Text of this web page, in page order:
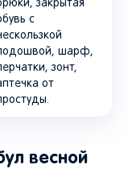
закрытая
с
шарф,
зонт,
от
весной